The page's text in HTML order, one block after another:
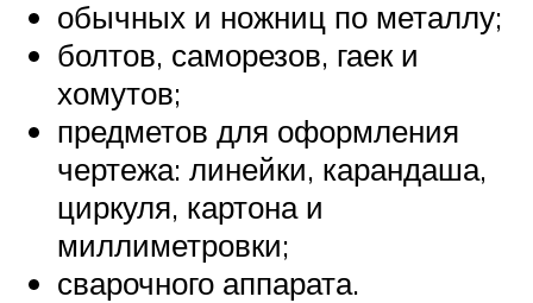
обычных и ножниц по металлу;
болтов, саморезов, гаек и
хомутов;
предметов для оформления
чертежа: линейки, карандаша,
циркуля, картона и
миллиметровки;
сварочного аппарата.